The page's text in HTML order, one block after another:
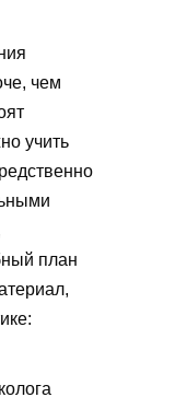
чем
учить
план